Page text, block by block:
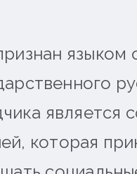
языком
является
которая